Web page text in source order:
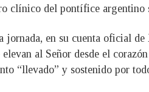
clínico del pontífice argentino
jornada, en su cuenta oficial
elevan al Señor desde el
“llevado” y sostenido por